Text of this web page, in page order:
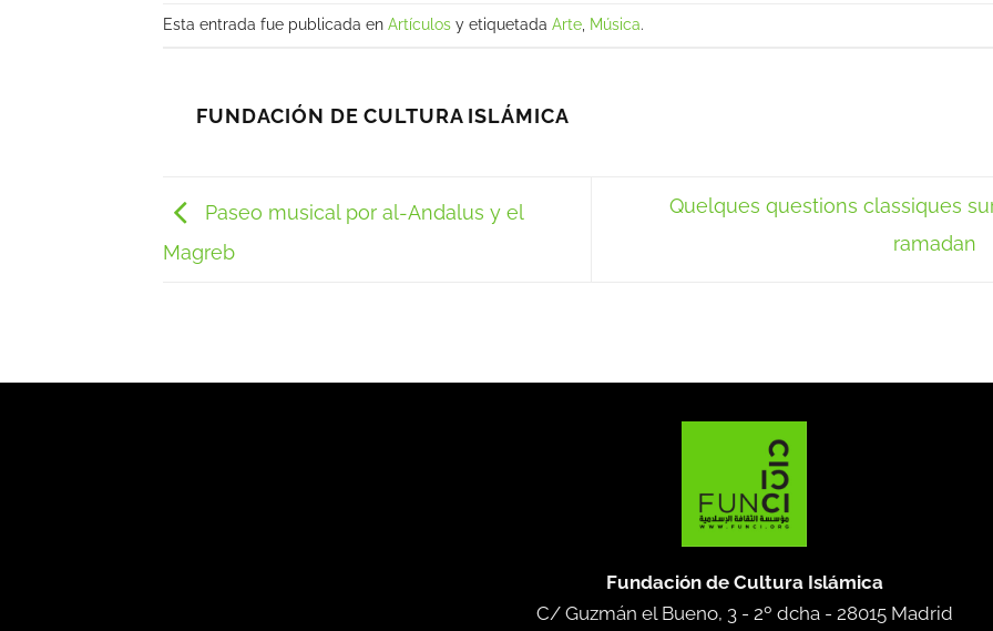
Esta entrada fue publicada en Artículos y etiquetada Arte Música.
FUNDACIÓN DE CULTURA ISLÁMICA
Paseo musical por al-Andalus y el
Magreb
Quelques questions classiques
ramadan
Fundación de Cultura Islámica
C/ Guzmán el Bueno, 3 - 2º dcha - 28015 Madrid